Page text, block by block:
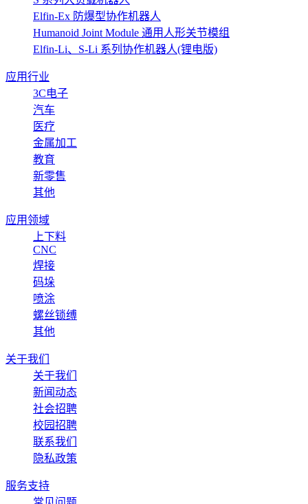
Elfin-Ex 防爆型协作机器人
Humanoid Joint Module 通用人形关节模组
Elfin-Li、S-Li 系列协作机器人(锂电版)
应用行业
3C电子
汽车
医疗
金属加工
教育
新零售
其他
应用领域
上下料
CNC
焊接
码垛
喷涂
螺丝锁缚
其他
关于我们
关于我们
新闻动态
社会招聘
校园招聘
联系我们
隐私政策
服务支持